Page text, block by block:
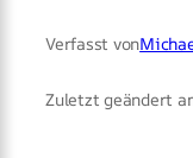
Verfasst von
Zuletzt geändert